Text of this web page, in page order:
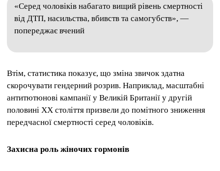
«Серед чоловіків набагато вищий рівень смертності
від ДТП, насильства, вбивств та самогубств», —
попереджає вчений
Втім, статистика показує, що зміна звичок здатна
скорочувати гендерний розрив. Наприклад, масштабні
антитютюнові кампанії у Великій Британії у другій
половині XX століття призвели до помітного зниження
передчасної смертності серед чоловіків.
Захисна роль жіночих гормонів